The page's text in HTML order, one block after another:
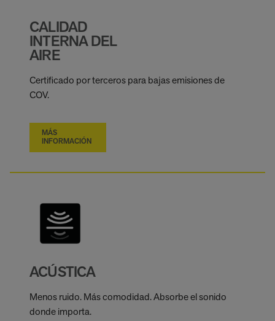
CALIDAD
INTERNA DEL
AIRE
Certificado por terceros para bajas emisiones de
COV.
MÁS
INFORMACIÓN
ACÚSTICA
Menos ruido. Más comodidad. Absorbe el sonido
donde importa.